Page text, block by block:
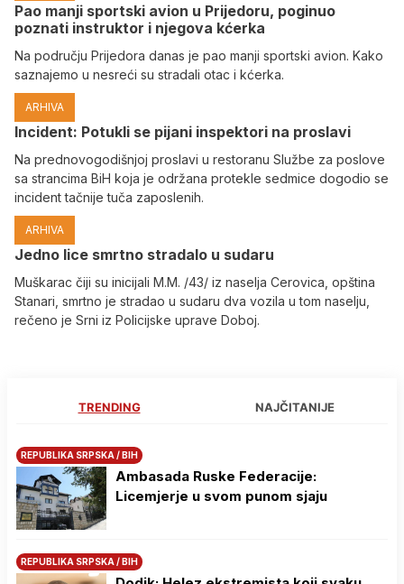
Pao manji sportski avion u Prijedoru, poginuo
poznati instruktor i njegova kćerka
Na području Prijedora danas je pao manji sportski avion. Kako
saznajemo u nesreći su stradali otac i kćerka.
ARHIVA
Incident: Potukli se pijani inspektori na proslavi
Na prednovogodišnjoj proslavi u restoranu Službe za poslove
sa strancima BiH koja je održana protekle sedmice dogodio se
incident tačnije tuča zaposlenih.
ARHIVA
Јedno lice smrtno stradalo u sudaru
Muškarac čiji su inicijali M.M. /43/ iz naselja Cerovica, opština
Stanari, smrtno je stradao u sudaru dva vozila u tom naselju,
rečeno je Srni iz Policijske uprave Doboj.
TRENDING NAJČITANIJE
REPUBLIKA SRPSKA / BIH
Ambasada Ruske Federacije:
Licemjerje u svom punom sjaju
REPUBLIKA SRPSKA / BIH